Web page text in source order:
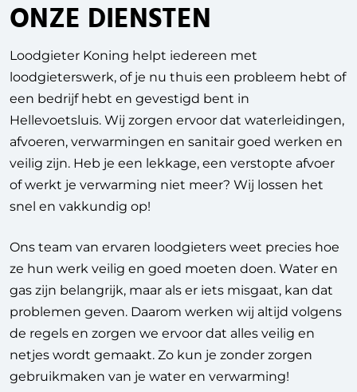
ONZE DIENSTEN
Loodgieter Koning helpt iedereen met
loodgieterswerk, of je nu thuis een probleem hebt of
een bedrijf hebt en gevestigd bent in
Hellevoetsluis. Wij zorgen ervoor dat waterleidingen,
afvoeren, verwarmingen en sanitair goed werken en
veilig zijn. Heb je een lekkage, een verstopte afvoer
of werkt je verwarming niet meer? Wij lossen het
snel en vakkundig op!
Ons team van ervaren loodgieters weet precies hoe
ze hun werk veilig en goed moeten doen. Water en
gas zijn belangrijk, maar als er iets misgaat, kan dat
problemen geven. Daarom werken wij altijd volgens
de regels en zorgen we ervoor dat alles veilig en
netjes wordt gemaakt. Zo kun je zonder zorgen
gebruikmaken van je water en verwarming!